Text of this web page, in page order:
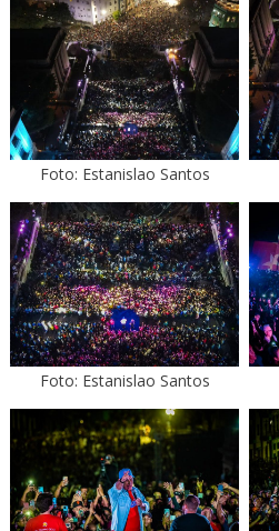
Foto: Estanislao Santos
Foto: Estanislao Santos